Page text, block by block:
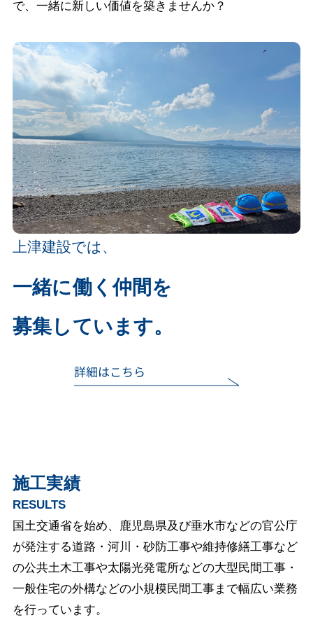
で、一緒に新しい価値を築きませんか？
上津建設では、
一緒に働く仲間を
募集しています。
施工実績
RESULTS
国土交通省を始め、鹿児島県及び垂水市などの官公庁
が発注する道路・河川・砂防工事や維持修繕工事など
の公共土木工事や太陽光発電所などの大型民間工事・
一般住宅の外構などの小規模民間工事まで幅広い業務
を行っています。